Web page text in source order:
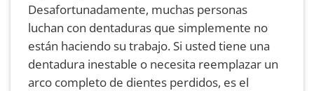
Desafortunadamente, muchas personas
luchan con dentaduras que simplemente no
están haciendo su trabajo. Si usted tiene una
dentadura inestable o necesita reemplazar un
arco completo de dientes perdidos, es el